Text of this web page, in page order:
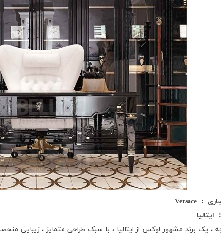
：
Versace
： ایتالیا
، یک برند مشهور لوکس از ایتالیا ، با سبک طراحی متمایز ، زیبایی منحصر